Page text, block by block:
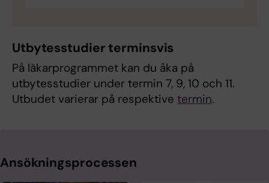
Utbytesstudier terminsvis
På läkarprogrammet kan du åka på
utbytesstudier under termin 7, 9, 10 och 11.
Utbudet varierar på respektive termin.
Ansökningsprocessen